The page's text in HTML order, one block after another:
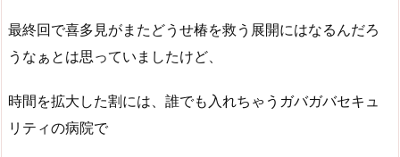
最終回で喜多見がまたどうせ椿を救う展開にはなるんだろ
うなぁとは思っていましたけど、
時間を拡大した割には、誰でも入れちゃうガバガバセキュ
リティの病院で